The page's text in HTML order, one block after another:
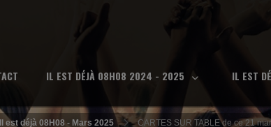
IL EST DÉJÀ 08H08 2024 - 2025 IL EST
Il est déjà 08H08 - Mars 2025 CARTES SUR TABLE de ce 21